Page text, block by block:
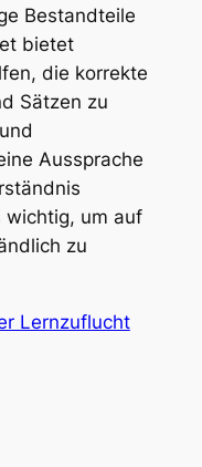
Bestandteile
bietet
die korrekte
Sätzen zu
Aussprache
wichtig, um auf
zu
Lernzuflucht